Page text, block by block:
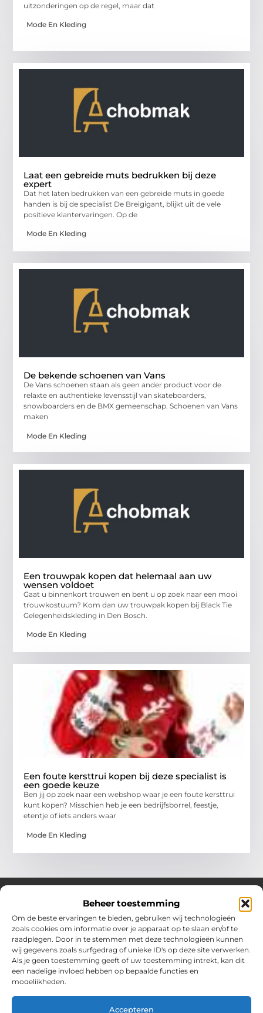
Beheer toestemming
Om de beste ervaringen te bieden, gebruiken wij technologieën
zoals cookies om informatie over je apparaat op te slaan en/of te
raadplegen. Door in te stemmen met deze technologieën kunnen
wij gegevens zoals surfgedrag of unieke ID's op deze site verwerken.
Als je geen toestemming geeft of uw toestemming intrekt, kan dit
een nadelige invloed hebben op bepaalde functies en
mogelijkheden.
Accepteren
uitzonderingen op de regel, maar dat
Mode En Kleding
Laat een gebreide muts bedrukken bij deze
expert
Dat het laten bedrukken van een gebreide muts in goede
handen is bij de specialist De Breigigant, blijkt uit de vele
positieve klantervaringen. Op de
Mode En Kleding
De bekende schoenen van Vans
De Vans schoenen staan als geen ander product voor de
relaxte en authentieke levensstijl van skateboarders,
snowboarders en de BMX gemeenschap. Schoenen van Vans
maken
Mode En Kleding
Een trouwpak kopen dat helemaal aan uw
wensen voldoet
Gaat u binnenkort trouwen en bent u op zoek naar een mooi
trouwkostuum? Kom dan uw trouwpak kopen bij Black Tie
Gelegenheidskleding in Den Bosch.
Mode En Kleding
Een foute kersttrui kopen bij deze specialist is
een goede keuze
Ben jij op zoek naar een webshop waar je een foute kersttrui
kunt kopen? Misschien heb je een bedrijfsborrel, feestje,
etentje of iets anders waar
Mode En Kleding
Over Chobmak
Jouw gids voor inspiratie en tips uit het dagelijks leven.
Ontdek een brede verzameling blogs en artikelen die je helpen
om het meeste uit elke dag te halen, met praktische adviezen
en verrassende inzichten.
Bericht categorie